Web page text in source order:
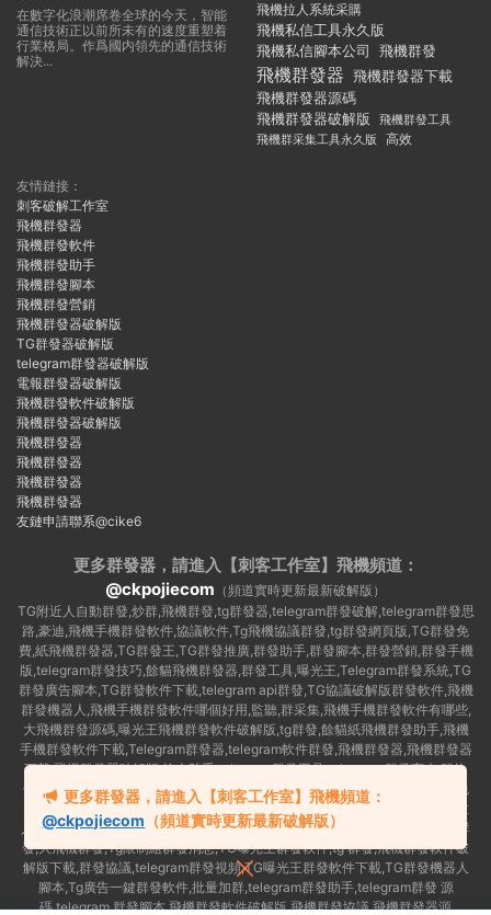
在數字化浪潮席卷全球的今天，智能
通信技術正以前所未有的速度重塑着
行業格局。作爲國内領先的通信技術
解決...
飛機拉人系統采購
飛機私信工具永久版
飛機私信腳本公司
飛機群發
飛機群發器 飛機群發器下載
飛機群發器源碼
飛機群發器破解版
飛機群發工具
飛機群采集工具永久版
高效
友情鏈接：
刺客破解工作室
飛機群發器
飛機群發軟件
飛機群發助手
飛機群發腳本
飛機群發營銷
飛機群發器破解版
TG群發器破解版
telegram群發器破解版
電報群發器破解版
飛機群發軟件破解版
飛機群發器破解版
飛機群發器
飛機群發器
飛機群發器
飛機群發器
友鏈申請聯系@cike6
更多群發器，請進入【刺客工作室】 飛機頻道：
@ckpojiecom （頻道實時更新最新破解版）
TG附近人自動群發,炒群,飛機群發,tg群發器,telegram群發破解,telegram群發思
路,豪迪,飛機手機群發軟件,協議軟件,Tg飛機協議群發,tg群發網頁版,TG群發免
費,紙飛機群發器,TG群發王,TG群發推廣,群發助手,群發腳本,群發營銷,群發手機
版,telegram群發技巧,餘貓飛機群發器,群發工具,曝光王,Telegram群發系統,TG
群發廣告腳本,TG群發軟件下載,telegram api群發,TG協議破解版群發軟件,飛機
群發機器人,飛機手機群發軟件哪個好用,監聽,群采集,飛機手機群發軟件有哪些,
大飛機群發源碼,曝光王飛機群發軟件破解版,tg群發,餘貓紙飛機群發助手,飛機
手機群發軟件下載,Telegram群發器,telegram軟件群發,飛機群發器,飛機群發器
下載,飛機群發器破解版,拉人助手,telegram群發工具,telegram 群發言,加群軟
件,Telegram怎麽群發,協議号注冊機,TG機器人群發消息,群發軟件,tg群發器免
費版,私信軟件,tg群發廣告,telegram群發規則,telegram群發,telegram 群發,拉
人軟件,telegram批量群發,群發器破解版,曝光王飛機群發軟件,telegram自動群
發,大飛機群發,Tg限制組群發消息,TG曝光王群發軟件,tg 群發,飛機群發軟件破
解版下載,群發協議,telegram群發視頻,TG曝光王群發軟件下載,TG群發機器人
腳本,Tg廣告一鍵群發軟件,批量加群,telegram群發助手,telegram群發 源
碼,telegram 群發腳本,飛機群發軟件破解版,飛機群發協議,飛機群發器源
更多群發器，請進入【刺客工作室】飛機頻道：
@ckpojiecom （頻道實時更新最新破解版）